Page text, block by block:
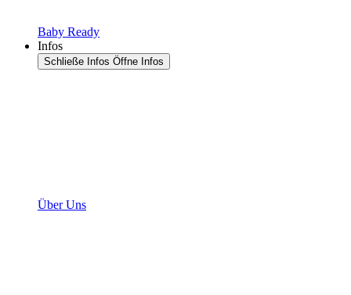
Baby Ready
Infos
Schließe Infos Öffne Infos
Über Uns